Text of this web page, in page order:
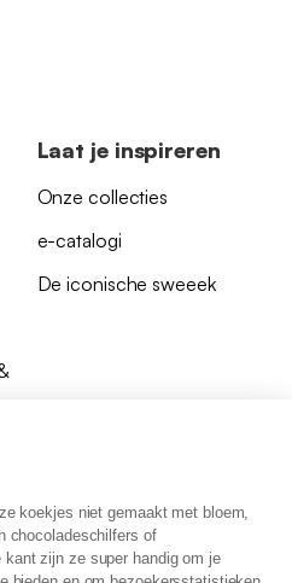
koekjes niet gemaakt met bloem,
chocoladeschilfers of
kant zijn ze super handig om je
Laat je inspireren
Onze collecties
e-catalogi
De iconische sweeek